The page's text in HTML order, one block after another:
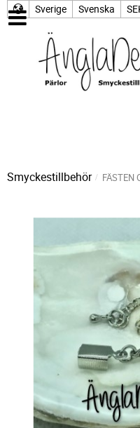
Sverige Svenska
Smyckestillbehör FÄSTEN